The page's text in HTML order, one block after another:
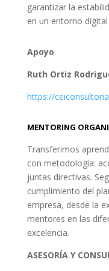
garantizar la
en un entorno
Apoyo
Ruth Ortiz
https://
MENTORING
Transferimos
con metodología:
juntas directivas.
cumplimiento del
empresa, desde la
mentores en las
excelencia.
ASESORÍA Y